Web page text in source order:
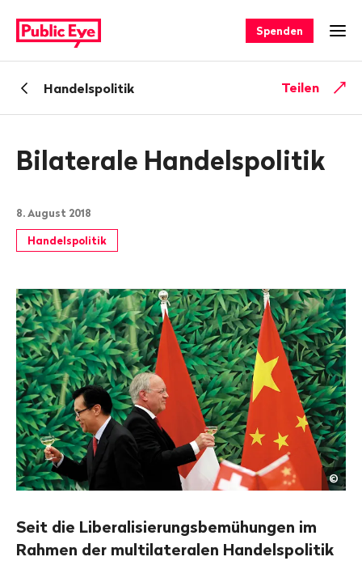
auf
publiceye.ch
Spenden
ZurückHandelspolitik Teilen
Bilaterale Handelspolitik
8. August 2018
Handelspolitik
©How
Seit die Liberalisierungsbemühungen im
Rahmen der multilateralen Handelspolitik